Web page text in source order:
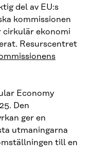
del av EU:s
kommissionen
ekonomi
Resurscentret
Economy
Den
ger en
utmaningarna
till en